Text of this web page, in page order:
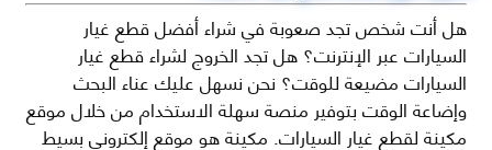
هل أنت شخص تجد صعوبة في شراء أفضل قطع غيار
السيارات عبر الإنترنت؟ هل تجد الخروج لشراء قطع غيار
السيارات مضيعة للوقت؟ نحن نسهل عليك عناء البحث
وإضاعة الوقت بتوفير منصة سهلة الاستخدام من خلال موقع
مكينة لقطع غيار السيارات. مكينة هو موقع إلكتروني بسيط